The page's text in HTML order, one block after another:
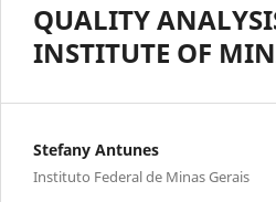
QUALITY
INSTITUTE OF
Stefany Antunes
Instituto Federal de Minas Gerais